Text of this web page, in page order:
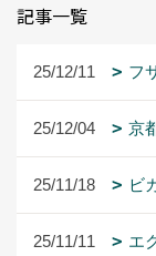
記事一覧
25/12/11 フ
25/12/04 京
25/11/18 ビ
25/11/11
エ